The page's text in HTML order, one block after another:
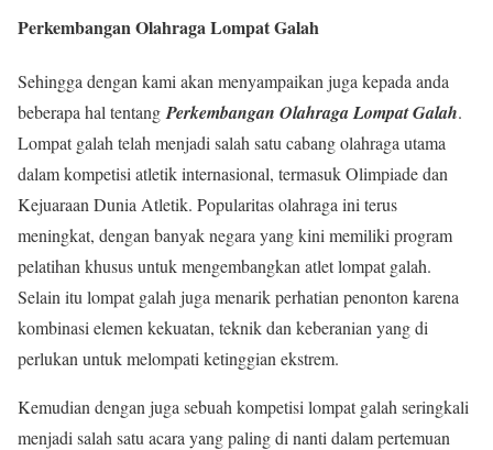
Perkembangan Olahraga Lompat Galah
Sehingga dengan kami akan menyampaikan juga kepada anda
beberapa hal tentang Perkembangan Olahraga Lompat Galah.
Lompat galah telah menjadi salah satu cabang olahraga utama
dalam kompetisi atletik internasional, termasuk Olimpiade dan
Kejuaraan Dunia Atletik. Popularitas olahraga ini terus
meningkat, dengan banyak negara yang kini memiliki program
pelatihan khusus untuk mengembangkan atlet lompat galah.
Selain itu lompat galah juga menarik perhatian penonton karena
kombinasi elemen kekuatan, teknik dan keberanian yang di
perlukan untuk melompati ketinggian ekstrem.
Kemudian dengan juga sebuah kompetisi lompat galah seringkali
menjadi salah satu acara yang paling di nanti dalam pertemuan